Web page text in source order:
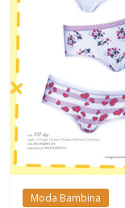
Moda Bambina